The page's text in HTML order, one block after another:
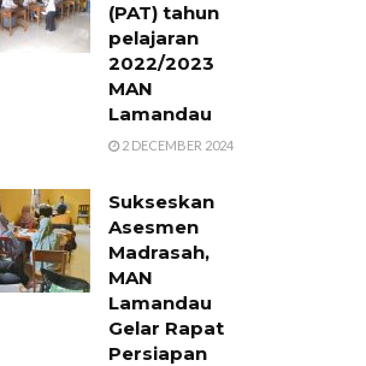
(PAT) tahun
pelajaran
2022/2023
MAN
Lamandau
2 DECEMBER 2024
Sukseskan
Asesmen
Madrasah,
MAN
Lamandau
Gelar Rapat
Persiapan